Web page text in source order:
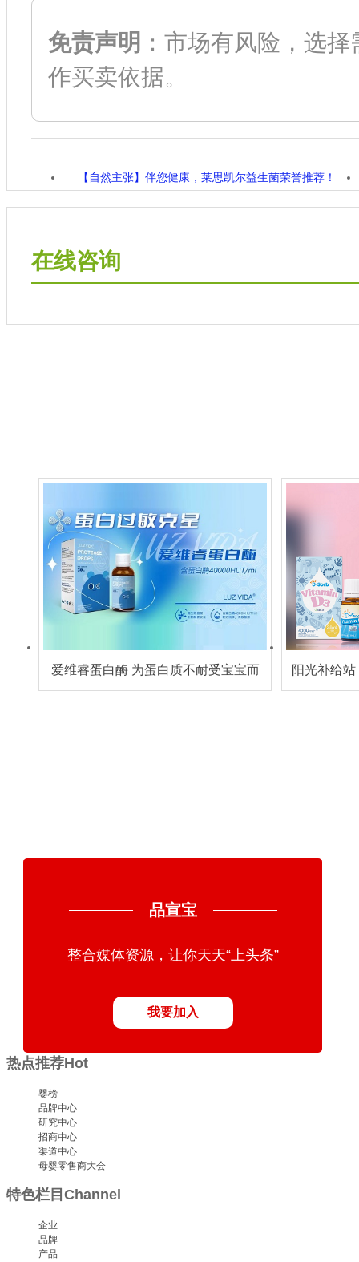
免责声明 ：市场有风险，选
作买卖依据。
【自然主张】伴您健康，莱思凯尔益生菌荣誉推荐！
在线咨询
爱维睿蛋白酶 为蛋白质不耐受宝宝而 阳光补给
品宣宝
整合媒体资源，让你天天“上头条”
我要加入
热点推荐Hot
婴榜
品牌中心
研究中心
招商中心
渠道中心
母婴零售商大会
特色栏目 Channel
企业
品牌
产品